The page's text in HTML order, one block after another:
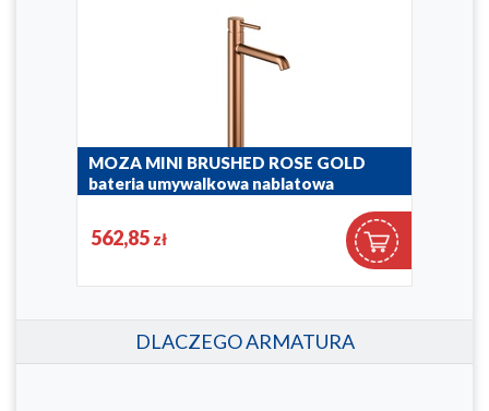
MOZA MINI BRUSHED ROSE GOLD
bateria umywalkowa nablatowa
562,85 zł
DLACZEGO ARMATURA